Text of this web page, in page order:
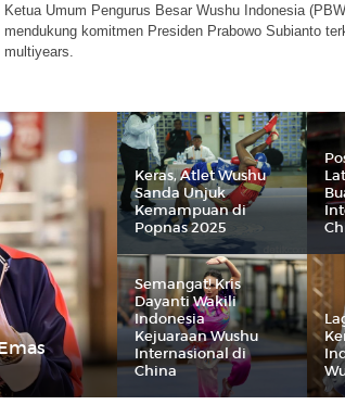
Ketua Umum Pengurus Besar Wushu Indonesia
mendukung komitmen Presiden Prabowo Subianto
multiyears.
Keras, Atlet Wushu
Sanda Unjuk
Kemampuan di
Popnas 2025
Semangat! Kris
Dayanti Wakili
Indonesia
Kejuaraan Wushu
Internasional di
China